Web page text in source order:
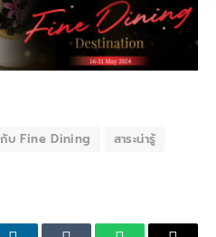
กับ Fine Dining
สาระน่ารู้